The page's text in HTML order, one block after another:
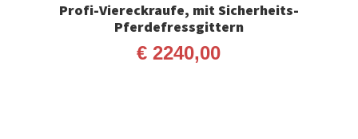
Profi-Viereckraufe, mit Sicherheits-
Pferdefressgittern
€ 2240,00